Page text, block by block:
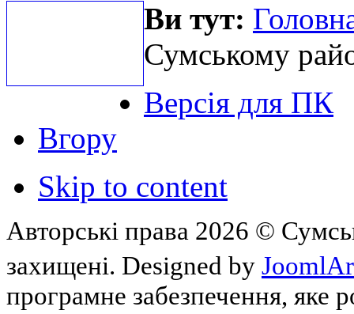
Ви тут:
Сумському
Версія для ПК
Вгору
Skip to content
Авторські права 2026 ©
захищені. Designed by
програмне забезпечення, яке